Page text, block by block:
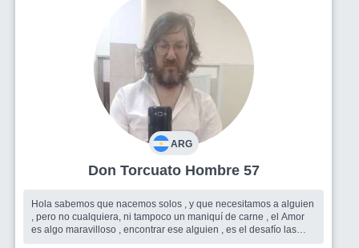
ARG
Don Torcuato Hombre 57
Hola sabemos que nacemos solos , y que necesitamos a alguien
, pero no cualquiera, ni tampoco un maniquí de carne , el Amor
es algo maravilloso , encontrar ese alguien , es el desafío las